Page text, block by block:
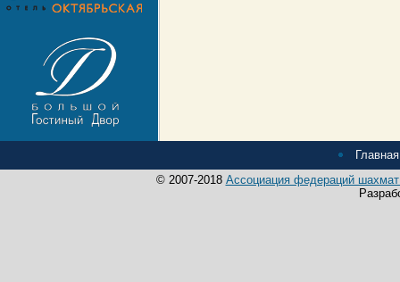
© 2007-2018 Ассоциация федераций